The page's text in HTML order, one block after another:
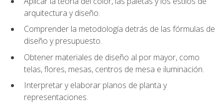
arquitectura y diseño.
Comprender la metodología detrás de las fórmulas de
diseño y presupuesto.
Obtener materiales de diseño al por mayor, como
telas, flores, mesas, centros de mesa e iluminación.
Interpretar y elaborar planos de planta y
representaciones.